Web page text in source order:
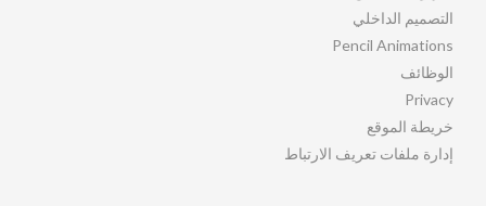
التصميم الداخلي
Pencil Animations
الوظائف
Privacy
خريطة الموقع
إدارة ملفات تعريف الارتباط